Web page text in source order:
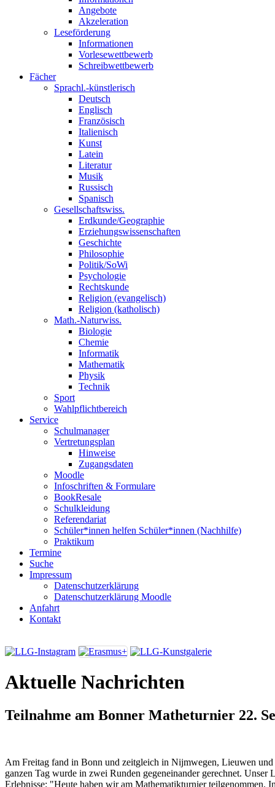
Angebote
Akzeleration
Leseförderung
Informationen
Vorlesewettbewerb
Schreibwettbewerb
Fächer
Sprachl.-künstlerisch
Deutsch
Englisch
Französisch
Italienisch
Kunst
Latein
Literatur
Musik
Russisch
Spanisch
Gesellschaftswiss.
Erdkunde/Geographie
Erziehungswissenschaften
Geschichte
Philosophie
Politik/SoWi
Psychologie
Rechtskunde
Religion (evangelisch)
Religion (katholisch)
Math.-Naturwiss.
Biologie
Chemie
Informatik
Mathematik
Physik
Technik
Sport
Wahlpflichtbereich
Service
Schulmanager
Vertretungsplan
Hinweise
Zugangsdaten
Moodle
Infoschriften & Formulare
BookResale
Schulkleidung
Referendariat
Schüler*innen helfen Schüler*innen (Nachhilfe)
Praktikum
Termine
Suche
Impressum
Datenschutzerklärung
Datenschutzerklärung Moodle
Anfahrt
Kontakt
Aktuelle Nachrichten
Teilnahme am Bonner Matheturnier 22.
Am Freitag fand in Bonn und zeitgleich in Nijmwegen, Lieuwen und
ganzen Tag wurde in zwei Runden gegeneinander gerechnet. Unser
Erlebnisse: "Heute haben wir am Mathematikturnier teilgenommen.